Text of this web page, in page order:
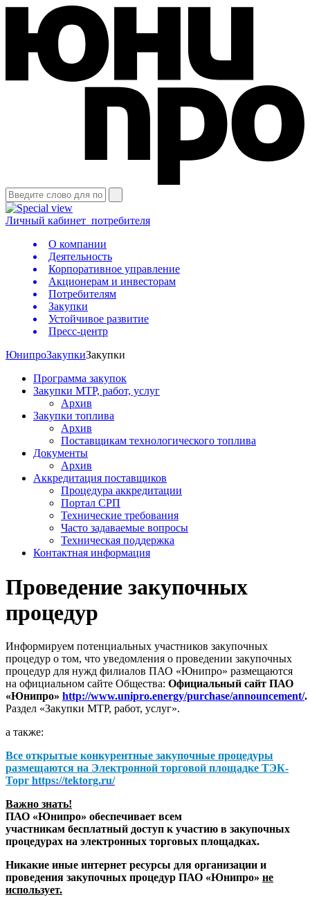
Личный кабинет потребителя
О компании
Деятельность
Корпоративное управление
Акционерам и инвесторам
Потребителям
Закупки
Устойчивое развитие
Пресс-центр
ЮнипроЗакупкиЗакупки
Программа закупок
Закупки МТР, работ, услуг
Архив
Закупки топлива
Архив
Поставщикам технологического топлива
Документы
Архив
Аккредитация поставщиков
Процедура аккредитации
Портал СРП
Технические требования
Часто задаваемые вопросы
Техническая поддержка
Контактная информация
Проведение закупочных
процедур
Информируем потенциальных участников закупочных
процедур о том, что уведомления о проведении закупочных
процедур для нужд филиалов ПАО «Юнипро» размещаются
на официальном сайте Общества: Официальный сайт ПАО
«Юнипро» http://www.unipro.energy/purchase/announcement/.
Раздел «Закупки МТР, работ, услуг».
а также:
Все открытые конкурентные закупочные процедуры
размещаются на Электронной торговой площадке ТЭК-
Торг https://tektorg.ru/
Важно знать!
ПАО «Юнипро» обеспечивает всем
участникам бесплатный доступ к участию в закупочных
процедурах на электронных торговых площадках.
Никакие иные интернет ресурсы для организации и
проведения закупочных процедур ПАО «Юнипро» не
использует.